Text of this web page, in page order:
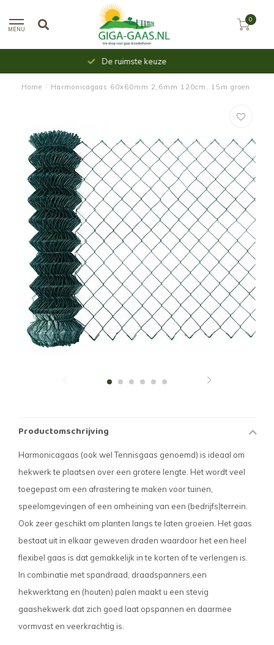
MENU
0
Uit voorraad leverbaar
Home / Harmonicagaas 60x60mm 2,6mm 120cm, 15m groen
Productomschrijving
Harmonicagaas (ook wel Tennisgaas genoemd) is ideaal om
hekwerk te plaatsen over een grotere lengte. Het wordt veel
toegepast om een afrastering te maken voor tuinen,
speelomgevingen of een omheining van een (bedrijfs)terrein.
Ook zeer geschikt om planten langs te laten groeien. Het gaas
bestaat uit in elkaar geweven draden waardoor het een heel
flexibel gaas is dat gemakkelijk in te korten of te verlengen is.
In combinatie met spandraad, draadspanners,een
hekwerktang en (houten) palen maakt u een stevig
gaashekwerk dat zich goed laat opspannen en daarmee
vormvast en veerkrachtig is.